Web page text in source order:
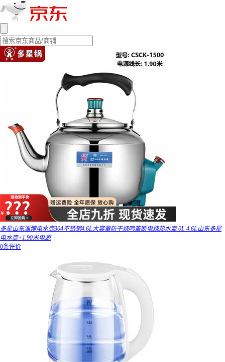
多星山东淄博电水壶304不锈钢4.6L大容量防干烧鸣笛断电烧热水壶 0L 4.6L山东多星
电水壶+1.90米电源
0条评价